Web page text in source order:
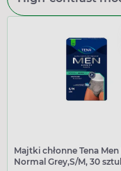
Majtki chłonne Tena
Normal Grey,S/M, 30